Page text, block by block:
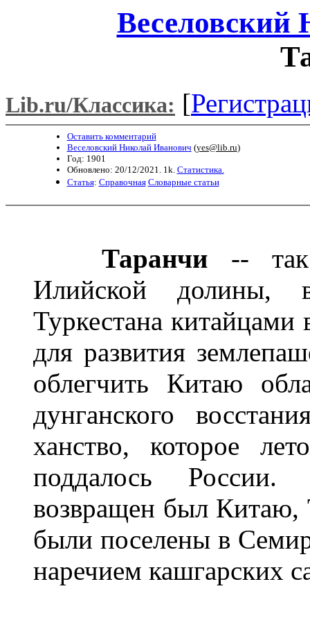
Веселовский
Lib.ru/Классика: [
Оставить комментарий
Веселовский Николай Иванович (yes@lib.ru)
Год: 1901
Обновлено: 20/12/2021. 1k. Статистика.
Статья: Справочная Словарные статьи
Таранчи -- так
Илийской долины,
Туркестана
для развития
облегчить Китаю
дунганского
ханство, которое
поддалось
возвращен был Китаю,
были поселены в
наречием кашгарских